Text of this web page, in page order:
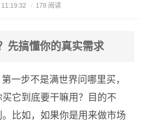
/ 178 阅读
先搞懂你的真实需求
一步不是满世界问哪里买，
它到底要干嘛用？目的不
比如，如果你是用来做市场